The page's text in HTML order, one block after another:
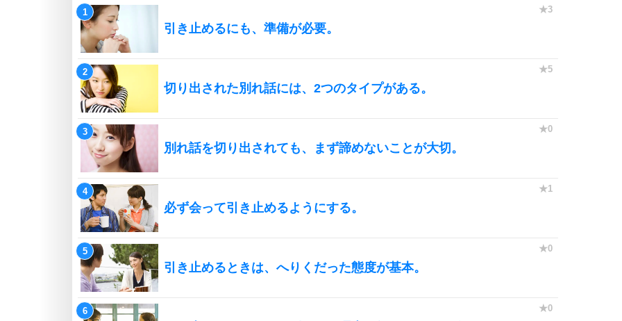
引き止めるにも、準備が必要。
切り出された別れ話には、2つのタイプがある。
別れ話を切り出されても、まず諦めないことが大切。
必ず会って引き止めるようにする。
引き止めるときは、へりくだった態度が基本。